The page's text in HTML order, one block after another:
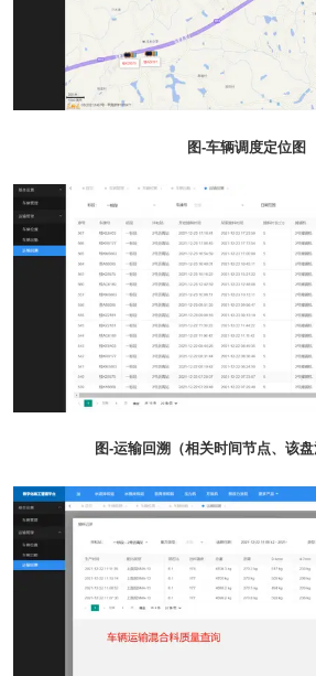
图-车辆调度定位图
图-运输回溯（相关时间节点、该盘